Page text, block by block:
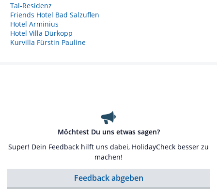
Tal-Residenz
Friends Hotel Bad Salzuflen
Hotel Arminius
Hotel Villa Dürkopp
Kurvilla Fürstin Pauline
Möchtest Du uns etwas sagen?
Super! Dein Feedback hilft uns dabei, HolidayCheck besser zu
machen!
Feedback abgeben